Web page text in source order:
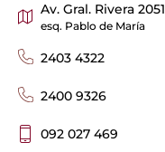
Av. Gral. Rivera 2051
esq. Pablo de María
2403 4322
2400 9326
092 027 469